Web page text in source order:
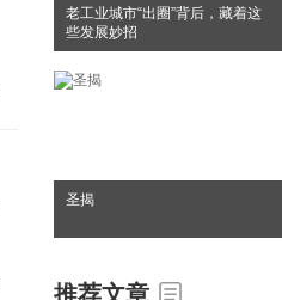
老工业城市“出圈”背后，藏着这
些发展妙招
圣揭
推荐文章